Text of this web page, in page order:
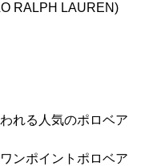
RALPH LAUREN)
れる人気のポロベア
ンポイントポロベア